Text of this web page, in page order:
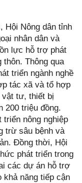
Hội Nông dân tỉnh
nhân dân và
lực hỗ trợ phát
thôn. Thông qua
triển ngành nghề
tác xã và tổ hợp
tư, thiết bị
200 triệu đồng.
triển nông nghiệp
trừ sâu bệnh và
Đồng thời, Hội
phát triển trong
các dự án hỗ trợ
khả năng tiếp cận